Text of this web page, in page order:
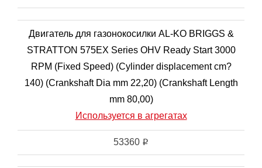
Двигатель для газонокосилки AL-KO BRIGGS &
STRATTON 575EX Series OHV Ready Start 3000
RPM (Fixed Speed) (Cylinder displacement cm?
140) (Crankshaft Dia mm 22,20) (Crankshaft Length
mm 80,00)
Используется в агрегатах
53360 i